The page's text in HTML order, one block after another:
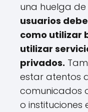
una huelga
usuarios
como utilizar
utilizar
privados.
estar atentos
comunicados
o